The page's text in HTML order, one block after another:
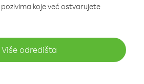
koje već ostvarujete
Više odredišta